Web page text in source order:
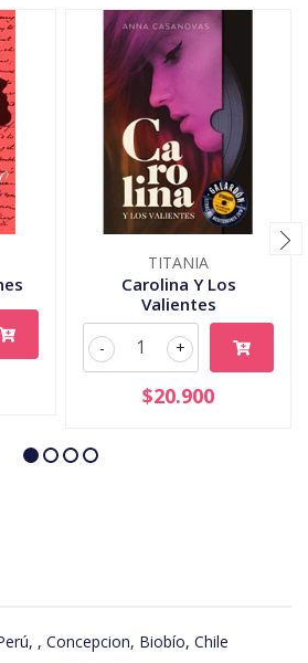
TITANIA
Carolina Y Los
Valientes
+
-
$20.900
, Concepcion, Biobío, Chile